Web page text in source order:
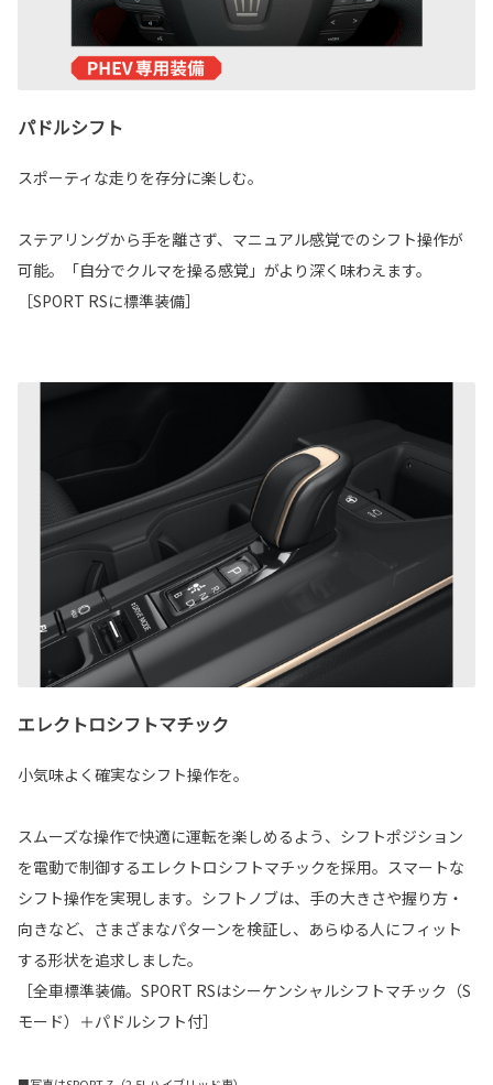
パドルシフト
スポーティな走りを存分に楽しむ。
ステアリングから手を離さず、マニュアル感覚でのシフト操作が
可能。「自分でクルマを操る感覚」がより深く味わえます。
［SPORT RSに標準装備］
エレクトロシフトマチック
小気味よく確実なシフト操作を。
スムーズな操作で快適に運転を楽しめるよう、シフトポジション
を電動で制御するエレクトロシフトマチックを採用。スマートな
シフト操作を実現します。シフトノブは、手の大きさや握り方・
向きなど、さまざまなパターンを検証し、あらゆる人にフィット
する形状を追求しました。
［全車標準装備。SPORT RSはシーケンシャルシフトマチック（S
モード）＋パドルシフト付］